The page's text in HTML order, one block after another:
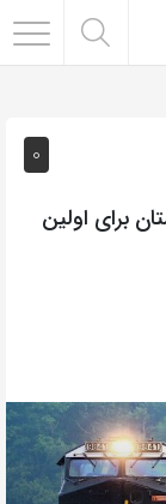
0
برای اولین